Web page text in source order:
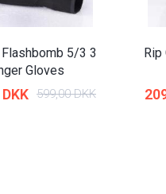
Flashbomb 5/3 3
Gloves
599,00 DKK
Rip